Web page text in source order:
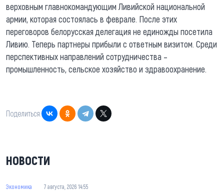
верховным главнокомандующим Ливийской национальной
армии, которая состоялась в феврале. После этих
переговоров белорусская делегация не единожды посетила
Ливию. Теперь партнеры прибыли с ответным визитом. Среди
перспективных направлений сотрудничества –
промышленность, сельское хозяйство и здравоохранение.
Поделиться:
НОВОСТИ
Экономика 7 августа, 2026 14:55